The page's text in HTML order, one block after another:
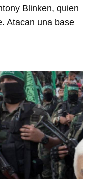
Blinken, quien
Atacan una base